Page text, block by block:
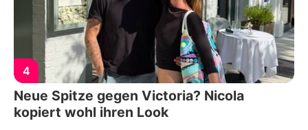
4
Neue Spitze gegen Victoria? Nicola
kopiert wohl ihren Look